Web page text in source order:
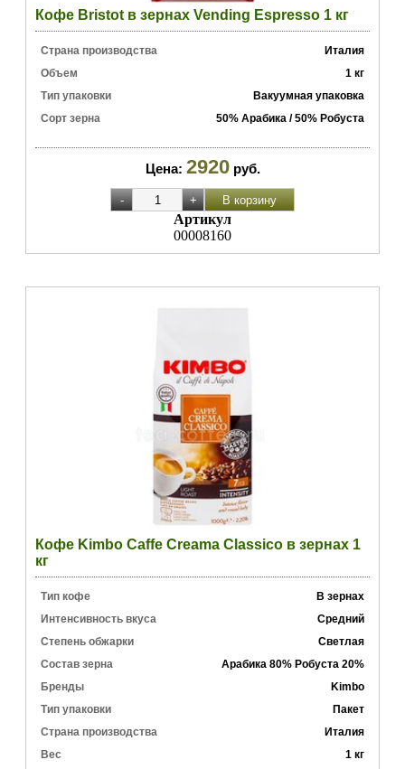
Кофе Bristot в зернах Vending Espresso 1 кг
Страна производства
Италия
Объем
1 кг
Тип упаковки
Вакуумная упаковка
Сорт зерна
50% Арабика / 50% Робуста
Цена: 2920 руб.
Артикул
00008160
Кофе Kimbo Caffe Creama Classico в зернах 1
кг
Тип кофе
В зернах
Интенсивность вкуса
Средний
Степень обжарки
Светлая
Состав зерна
Арабика 80% Робуста 20%
Бренды
Kimbo
Тип упаковки
Пакет
Страна производства
Италия
Вес
1 кг